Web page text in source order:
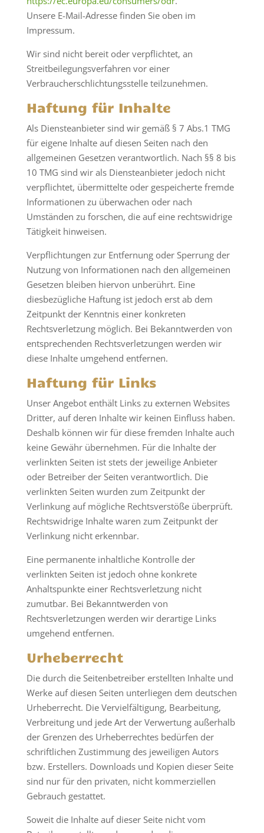
Unsere E-Mail-Adresse finden Sie oben im
Impressum.
Wir sind nicht bereit oder verpflichtet, an
Streitbeilegungsverfahren vor einer
Verbraucherschlichtungsstelle teilzunehmen.
Haftung für Inhalte
Als Diensteanbieter sind wir gemäß § 7 Abs.1 TMG
für eigene Inhalte auf diesen Seiten nach den
allgemeinen Gesetzen verantwortlich. Nach §§ 8 bis
10 TMG sind wir als Diensteanbieter jedoch nicht
verpflichtet, übermittelte oder gespeicherte fremde
Informationen zu überwachen oder nach
Umständen zu forschen, die auf eine rechtswidrige
Tätigkeit hinweisen.
Verpflichtungen zur Entfernung oder Sperrung der
Nutzung von Informationen nach den allgemeinen
Gesetzen bleiben hiervon unberührt. Eine
diesbezügliche Haftung ist jedoch erst ab dem
Zeitpunkt der Kenntnis einer konkreten
Rechtsverletzung möglich. Bei Bekanntwerden von
entsprechenden Rechtsverletzungen werden wir
diese Inhalte umgehend entfernen.
Haftung für Links
Unser Angebot enthält Links zu externen Websites
Dritter, auf deren Inhalte wir keinen Einfluss haben.
Deshalb können wir für diese fremden Inhalte auch
keine Gewähr übernehmen. Für die Inhalte der
verlinkten Seiten ist stets der jeweilige Anbieter
oder Betreiber der Seiten verantwortlich. Die
verlinkten Seiten wurden zum Zeitpunkt der
Verlinkung auf mögliche Rechtsverstöße überprüft.
Rechtswidrige Inhalte waren zum Zeitpunkt der
Verlinkung nicht erkennbar.
Eine permanente inhaltliche Kontrolle der
verlinkten Seiten ist jedoch ohne konkrete
Anhaltspunkte einer Rechtsverletzung nicht
zumutbar. Bei Bekanntwerden von
Rechtsverletzungen werden wir derartige Links
umgehend entfernen.
Urheberrecht
Die durch die Seitenbetreiber erstellten Inhalte und
Werke auf diesen Seiten unterliegen dem deutschen
Urheberrecht. Die Vervielfältigung, Bearbeitung,
Verbreitung und jede Art der Verwertung außerhalb
der Grenzen des Urheberrechtes bedürfen der
schriftlichen Zustimmung des jeweiligen Autors
bzw. Erstellers. Downloads und Kopien dieser Seite
sind nur für den privaten, nicht kommerziellen
Gebrauch gestattet.
Soweit die Inhalte auf dieser Seite nicht vom